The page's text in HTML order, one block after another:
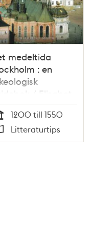
medeltida
: en
/ Elisabet
1200 till 1550
Litteraturtips